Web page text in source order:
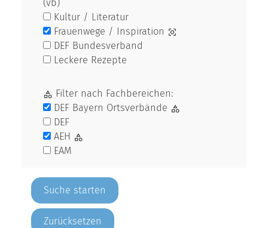
(vb)
Kultur / Literatur
Frauenwege / Inspiration
DEF Bundesverband
Leckere Rezepte
Filter nach Fachbereichen:
DEF Bayern Ortsverbände
DEF
AEH
EAM
Zurücksetzen